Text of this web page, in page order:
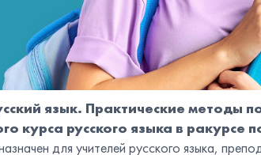
язык. Практические методы
курса русского языка в ракурсе
для учителей русского языка,